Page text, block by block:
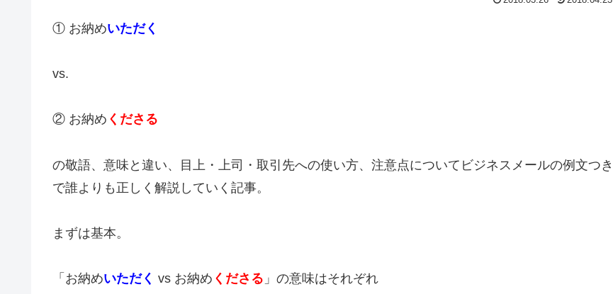
① お納めいただく
vs.
② お納め くださる
の敬語、意味と違い、目上・上司・取引先への使い方、注意点についてビジネスメールの例文つき
で誰よりも正しく解説していく記事。
まずは基本。
「お納めいただく vs お納め くださる 」の意味はそれぞれ